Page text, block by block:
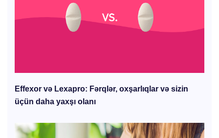
Effexor və Lexapro: Fərqlər, oxşarlıqlar və sizin
üçün daha yaxşı olanı